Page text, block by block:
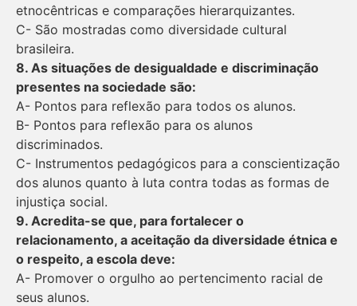
etnocêntricas e comparações hierarquizantes.
C- São mostradas como diversidade cultural
brasileira.
8. As situações de desigualdade e discriminação
presentes na sociedade são:
A- Pontos para reflexão para todos os alunos.
B- Pontos para reflexão para os alunos
discriminados.
C- Instrumentos pedagógicos para a conscientização
dos alunos quanto à luta contra todas as formas de
injustiça social.
9. Acredita-se que, para fortalecer o
relacionamento, a aceitação da diversidade étnica e
o respeito, a escola deve:
A- Promover o orgulho ao pertencimento racial de
seus alunos.